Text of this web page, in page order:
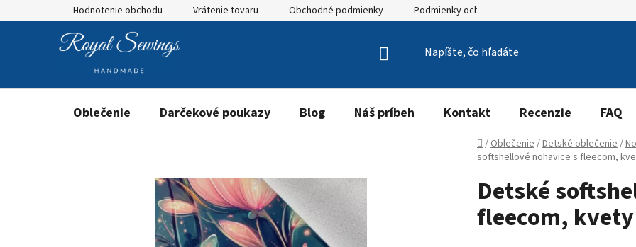
na
Hodnotenie obchodu Vrátenie tovaru Obchodné podmienky Podmienky ochrany osobných údajov
Oblečenie Darčekové poukazy Blog Náš príbeh Kontakt Recenzie FAQ
Domov
/Oblečenie/Detské oblečenie/
softshellové nohavice s fleecom,
Detské
fleecom,